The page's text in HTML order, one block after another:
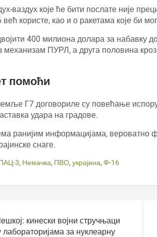
ваздух које ће бити послате није
већ користе, као и о ракетама које би
400 милиона долара за набавку
механизам ПУРЛ, а друга половина
помоћи
Г7 договориле су повећање
удара на градове.
ранијим информацијама, вероватно
снаге.
3, Немачка, ПВО, украјина, Ф-16
кинески војни стручњаци
лабораторијама за нуклеарну